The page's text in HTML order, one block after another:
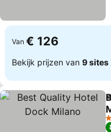
Van € 126
Bekijk prijzen van 9 sites
3